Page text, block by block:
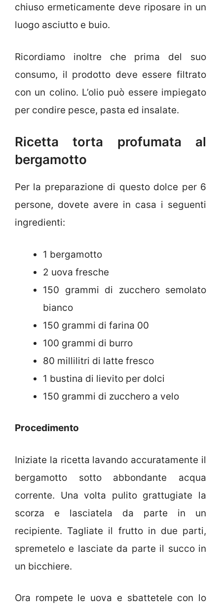
chiuso ermeticamente deve riposare in un
luogo asciutto e buio.
Ricordiamo inoltre che prima del suo
consumo, il prodotto deve essere filtrato
con un colino. L’olio può essere impiegato
per condire pesce, pasta ed insalate.
Ricetta torta profumata al
bergamotto
Per la preparazione di questo dolce per 6
persone, dovete avere in casa i seguenti
ingredienti:
1 bergamotto
2 uova fresche
150 grammi di zucchero semolato
bianco
150 grammi di farina 00
100 grammi di burro
80 millilitri di latte fresco
1 bustina di lievito per dolci
150 grammi di zucchero a velo
Procedimento
Iniziate la ricetta lavando accuratamente il
bergamotto sotto abbondante acqua
corrente. Una volta pulito grattugiate la
scorza e lasciatela da parte in un
recipiente. Tagliate il frutto in due parti,
spremetelo e lasciate da parte il succo in
un bicchiere.
Ora rompete le uova e sbattetele con lo